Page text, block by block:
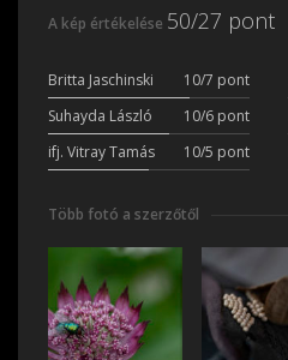
A kép értékelése 50/27 pont
Britta Jaschinski 10/7 pont
Suhayda László
10/6 pont
ifj. Vitray Tamás
10/5 pont
Több fotó a szerzőtől